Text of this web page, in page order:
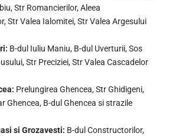
Str Romancierilor, Aleea
Str Valea Ialomitei, Str Valea Argesului
B-dul Iuliu Maniu, B-dul Uverturii, Sos
Str Preciziei, Str Valea Cascadelor
Prelungirea Ghencea, Str Ghidigeni,
Ghencea, B-dul Ghencea si strazile
si Grozavesti: B-dul Constructorilor,